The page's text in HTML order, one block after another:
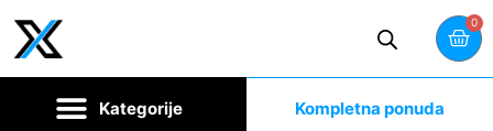
0
Kompletna ponuda